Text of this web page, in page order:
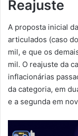
Reajuste
A proposta inicial
articulados (caso
mil, e que os
mil. O reajuste da
inflacionárias
da categoria, em
e a segunda em